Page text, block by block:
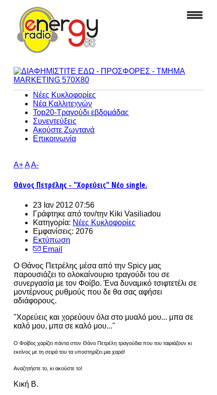
Νέες Κυκλοφορίες
Νέα Καλλιτεχνών
Top20-Τραγούδι εβδομάδας
Συνεντεύξεις
Ακούστε Ζωντανά
Επικοινωνία
A+AA-
Θάνος Πετρέλης - "Χορεύεις" Νέο single.
23 Ιαν 2012 07:56
Γράφτηκε από τον/την Kiki Vasiliadou
Κατηγορία: Νέες Κυκλοφορίες
Εμφανίσεις: 2076
Εκτύπωση
Email
Ο Θάνος Πετρέλης μέσα από την Spicy μας
παρουσιάζει το ολοκαίνουριο τραγούδι του σε
συνεργασία με τον Φοίβο. Ένα δυναμικό τσιφτετέλι σε
μοντέρνους ρυθμούς που δε θα σας αφήσει
αδιάφορους.
"Χορεύεις και χορεύουν όλα στο μυαλό μου... μπα σε
καλό μου, μπα σε καλό μου..."
Ο Φοίβος χαρίζει πάντα στον Θάνο Πετρέλη τραγούδια που του ταιριάζουν κι
εκείνος με τη σειρά του τα υποστηρίζει μια χαρά!
Αναζητήστε το, κι ακούστε το!
Κική Β.